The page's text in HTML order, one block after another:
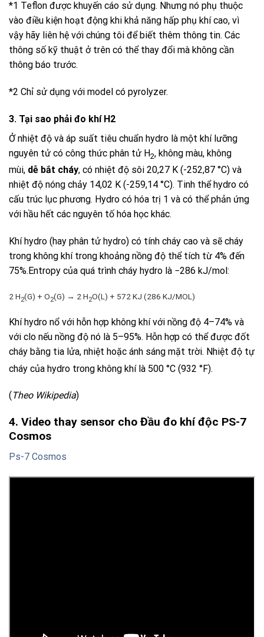
*1 Teflon được khuyến cáo sử dụng. Nhưng nó phụ thuộc
vào điều kiện hoạt động khi khả năng hấp phụ khí cao, vì
vậy hãy liên hệ với chúng tôi để biết thêm thông tin. Các
thông số kỹ thuật ở trên có thể thay đổi mà không cần
thông báo trước.
*2 Chỉ sử dụng với model có pyrolyzer.
3. Tại sao phải đo khí H2
Ở nhiệt độ và áp suất tiêu chuẩn hydro là một khí lưỡng
nguyên tử có công thức phân tử H2, không màu, không
mùi, dễ bắt cháy, có nhiệt độ sôi 20,27 K (-252,87 °C) và
nhiệt độ nóng chảy 14,02 K (-259,14 °C). Tinh thể hydro có
cấu trúc lục phương. Hydro có hóa trị 1 và có thể phản ứng
với hầu hết các nguyên tố hóa học khác.
Khí hydro (hay phân tử hydro) có tính cháy cao và sẽ cháy
trong không khí trong khoảng nồng độ thể tích từ 4% đến
75%.Entropy của quá trình cháy hydro là −286 kJ/mol:
2 H2(G) + O2(G) → 2 H2O(L) + 572 KJ (286 KJ/MOL)
Khí hydro nổ với hỗn hợp không khí với nồng độ 4–74% và
với clo nếu nồng độ nó là 5–95%. Hỗn hợp có thể được đốt
cháy bằng tia lửa, nhiệt hoặc ánh sáng mặt trời. Nhiệt độ tự
cháy của hydro trong không khí là 500 °C (932 °F).
( Theo Wikipedia)
4. Video thay sensor cho Đầu đo khí độc PS-7
Cosmos
Ps-7 Cosmos